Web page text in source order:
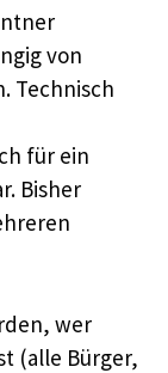
von
Technisch
für ein
Bisher
wer
(alle Bürger,